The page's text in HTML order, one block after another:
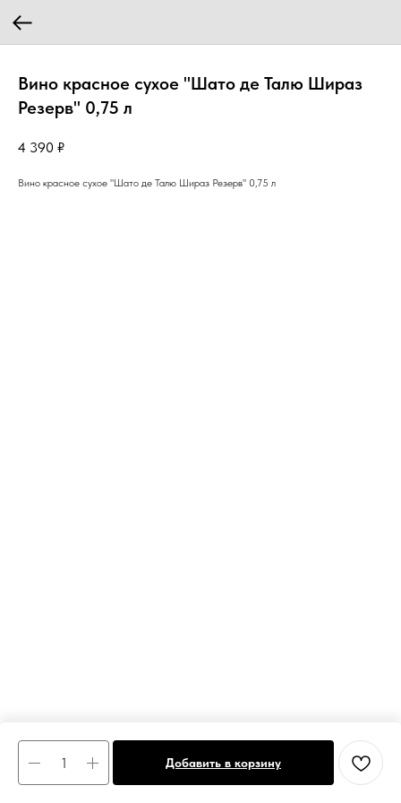
Вино красное сухое "Шато де Талю Шираз
Резерв" 0,75 л
4 390 ₽
Добавить в корзину
Вино красное сухое "Шато де Талю Шираз Резерв" 0,75 л